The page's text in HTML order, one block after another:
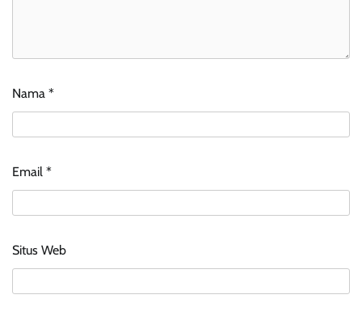
Nama *
Email *
Situs Web